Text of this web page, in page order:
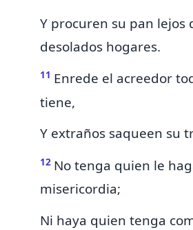
Y procuren su pan lejos
desolados hogares.
11 Enrede el acreedor
tiene,
Y extraños saqueen su
12 No tenga quien le
misericordia;
Ni haya quien tenga